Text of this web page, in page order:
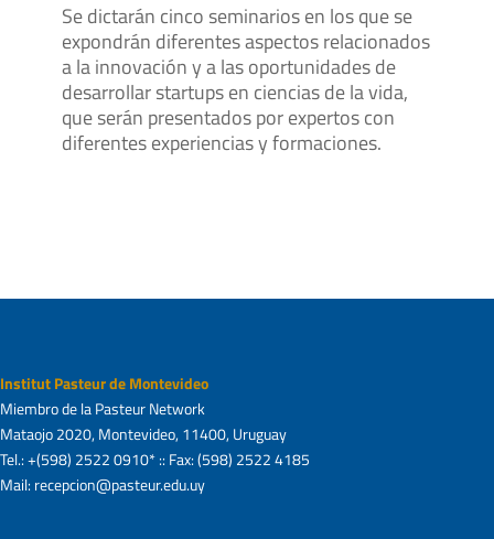
Se dictarán cinco seminarios en los que se
expondrán diferentes aspectos relacionados
a la innovación y a las oportunidades de
desarrollar startups en ciencias de la vida,
que serán presentados por expertos con
diferentes experiencias y formaciones.
Institut Pasteur de Montevideo
Miembro de la Pasteur Network
Mataojo 2020, Montevideo, 11400, Uruguay
Tel.: +(598) 2522 0910* :: Fax: (598) 2522 4185
Mail: recepcion@pasteur.edu.uy